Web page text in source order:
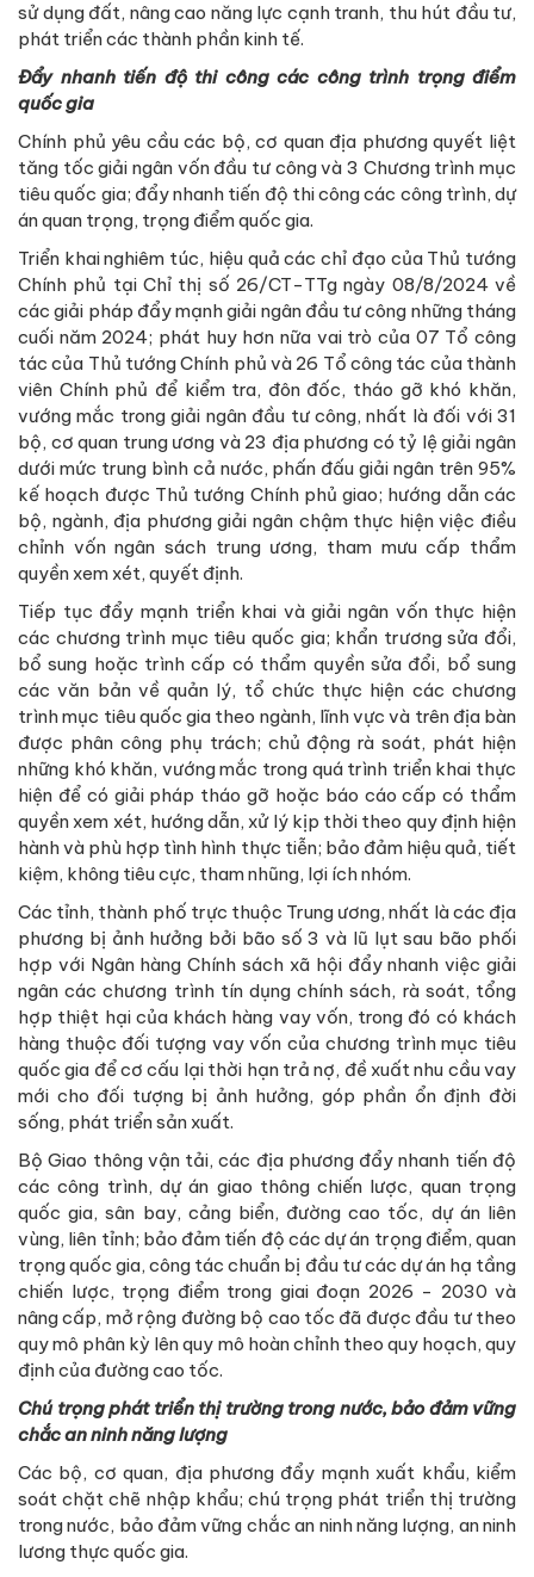
sử dụng đất, nâng cao năng lực cạnh tranh, thu hút đầu tư,
phát triển các thành phần kinh tế.
Đẩy nhanh tiến độ thi công các công trình trọng điểm
quốc gia
Chính phủ yêu cầu các bộ, cơ quan địa phương quyết liệt
tăng tốc giải ngân vốn đầu tư công và 3 Chương trình mục
tiêu quốc gia; đẩy nhanh tiến độ thi công các công trình, dự
án quan trọng, trọng điểm quốc gia.
Triển khai nghiêm túc, hiệu quả các chỉ đạo của Thủ tướng
Chính phủ tại Chỉ thị số 26/CT-TTg ngày 08/8/2024 về
các giải pháp đẩy mạnh giải ngân đầu tư công những tháng
cuối năm 2024; phát huy hơn nữa vai trò của 07 Tổ công
tác của Thủ tướng Chính phủ và 26 Tổ công tác của thành
viên Chính phủ để kiểm tra, đôn đốc, tháo gỡ khó khăn,
vướng mắc trong giải ngân đầu tư công, nhất là đối với 31
bộ, cơ quan trung ương và 23 địa phương có tỷ lệ giải ngân
dưới mức trung bình cả nước, phấn đấu giải ngân trên 95%
kế hoạch được Thủ tướng Chính phủ giao; hướng dẫn các
bộ, ngành, địa phương giải ngân chậm thực hiện việc điều
chỉnh vốn ngân sách trung ương, tham mưu cấp thẩm
quyền xem xét, quyết định.
Tiếp tục đẩy mạnh triển khai và giải ngân vốn thực hiện
các chương trình mục tiêu quốc gia; khẩn trương sửa đổi,
bổ sung hoặc trình cấp có thẩm quyền sửa đổi, bổ sung
các văn bản về quản lý, tổ chức thực hiện các chương
trình mục tiêu quốc gia theo ngành, lĩnh vực và trên địa bàn
được phân công phụ trách; chủ động rà soát, phát hiện
những khó khăn, vướng mắc trong quá trình triển khai thực
hiện để có giải pháp tháo gỡ hoặc báo cáo cấp có thẩm
quyền xem xét, hướng dẫn, xử lý kịp thời theo quy định hiện
hành và phù hợp tình hình thực tiễn; bảo đảm hiệu quả, tiết
kiệm, không tiêu cực, tham nhũng, lợi ích nhóm.
Các tỉnh, thành phố trực thuộc Trung ương, nhất là các địa
phương bị ảnh hưởng bởi bão số 3 và lũ lụt sau bão phối
hợp với Ngân hàng Chính sách xã hội đẩy nhanh việc giải
ngân các chương trình tín dụng chính sách, rà soát, tổng
hợp thiệt hại của khách hàng vay vốn, trong đó có khách
hàng thuộc đối tượng vay vốn của chương trình mục tiêu
quốc gia để cơ cấu lại thời hạn trả nợ, đề xuất nhu cầu vay
mới cho đối tượng bị ảnh hưởng, góp phần ổn định đời
sống, phát triển sản xuất.
Bộ Giao thông vận tải, các địa phương đẩy nhanh tiến độ
các công trình, dự án giao thông chiến lược, quan trọng
quốc gia, sân bay, cảng biển, đường cao tốc, dự án liên
vùng, liên tỉnh; bảo đảm tiến độ các dự án trọng điểm, quan
trọng quốc gia, công tác chuẩn bị đầu tư các dự án hạ tầng
chiến lược, trọng điểm trong giai đoạn 2026 - 2030 và
nâng cấp, mở rộng đường bộ cao tốc đã được đầu tư theo
quy mô phân kỳ lên quy mô hoàn chỉnh theo quy hoạch, quy
định của đường cao tốc.
Chú trọng phát triển thị trường trong nước, bảo đảm vững
chắc an ninh năng lượng
Các bộ, cơ quan, địa phương đẩy mạnh xuất khẩu, kiểm
soát chặt chẽ nhập khẩu; chú trọng phát triển thị trường
trong nước, bảo đảm vững chắc an ninh năng lượng, an ninh
lương thực quốc gia.